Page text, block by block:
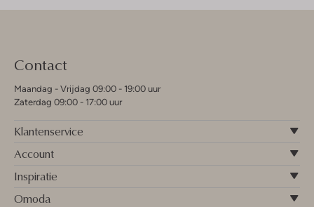
Contact
Maandag - Vrijdag 09:00 - 19:00 uur
Zaterdag 09:00 - 17:00 uur
Klantenservice
Account
Inspiratie
Omoda